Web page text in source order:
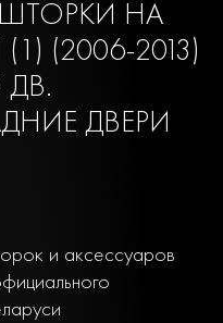
НА
(2006-2013)
ДВЕРИ
и аксессуаров